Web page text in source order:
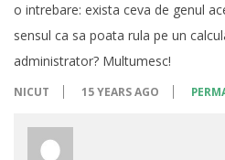
o intrebare: exista ceva de genul
sensul ca sa poata rula pe un
administrator? Multumesc!
NICUT 15 YEARS AGO